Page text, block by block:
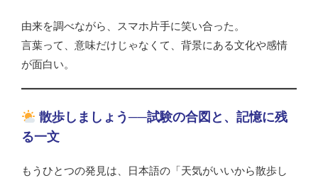
由来を調べながら、スマホ片手に笑い合った。
言葉って、意味だけじゃなくて、背景にある文化や感情
が面白い。
散歩しましょう──試験の合図と、記憶に残
る一文
もうひとつの発見は、日本語の「天気がいいから散歩し